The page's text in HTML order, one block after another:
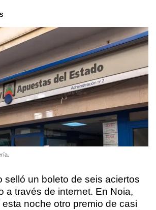
selló un boleto de seis aciertos
a través de internet. En Noia,
noche otro premio de casi